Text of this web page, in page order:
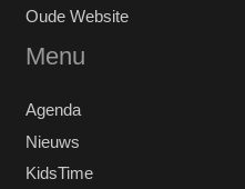
Oude Website
Menu
Agenda
Nieuws
KidsTime